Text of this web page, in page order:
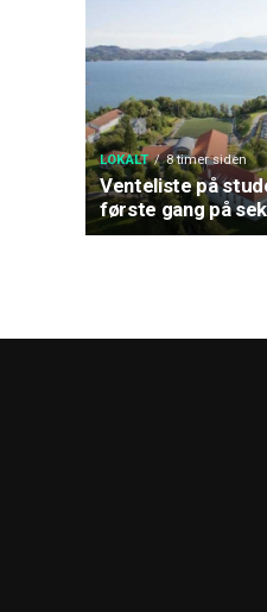
LOKALT 8 timer siden
Venteliste på
første gang på